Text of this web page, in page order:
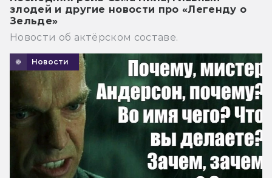
злодей и другие новости про «Легенду о
Зельде»
Новости об актёрском составе.
Новости